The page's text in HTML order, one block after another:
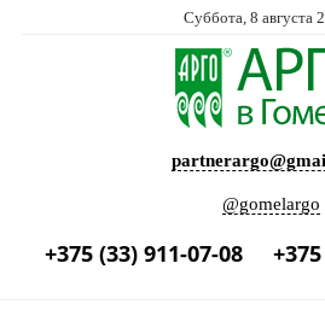
Суббота, 8 августа
@gomelargo
+375 (33) 911-07-08